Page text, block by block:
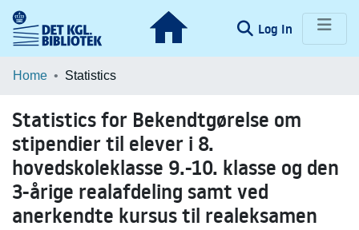
Log In (current)
Communities & Collections
Home Statistics
Statistics for Bekendtgørelse om
stipendier til elever i 8.
hovedskoleklasse 9.-10. klasse og den
3-årige realafdeling samt ved
anerkendte kursus til realeksamen